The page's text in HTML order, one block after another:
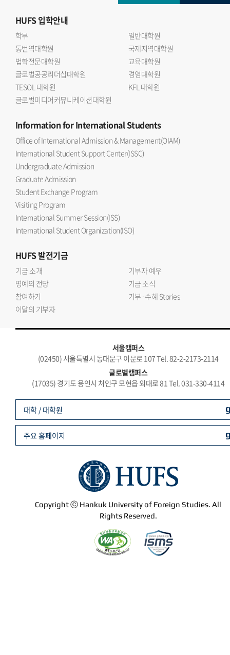
HUFS입학안내
학부
일반대학원
통번역대학원
국제지역대학원
법학전문대학원
교육대학원
글로벌공공리더십대학원
경영대학원
TESOL 대학원
KFL 대학원
글로벌미디어커뮤니케이션대학원
Informationfor International Students
Office of International Admission & Management(OIAM)
International Student Support Center(ISSC)
Undergraduate Admission
Graduate Admission
Student Exchange Program
Visiting Program
International Summer Session(ISS)
International Student Organization(ISO)
HUFS발전기금
기금 소개
기부자 예우
명예의 전당
기금 소식
참여하기
기부·수혜 Stories
이달의 기부자
서울캠퍼스
(02450) 서울특별시 동대문구 이문로 107 Tel. 82-2-2173-2114
글로벌캠퍼스
(17035) 경기도 용인시 처인구 모현읍 외대로 81 Tel. 031-330-4114
Copyright ⓒ Hankuk University of Foreign Studies. All
Rights Reserved.
대학 / 대학원
주요 홈페이지